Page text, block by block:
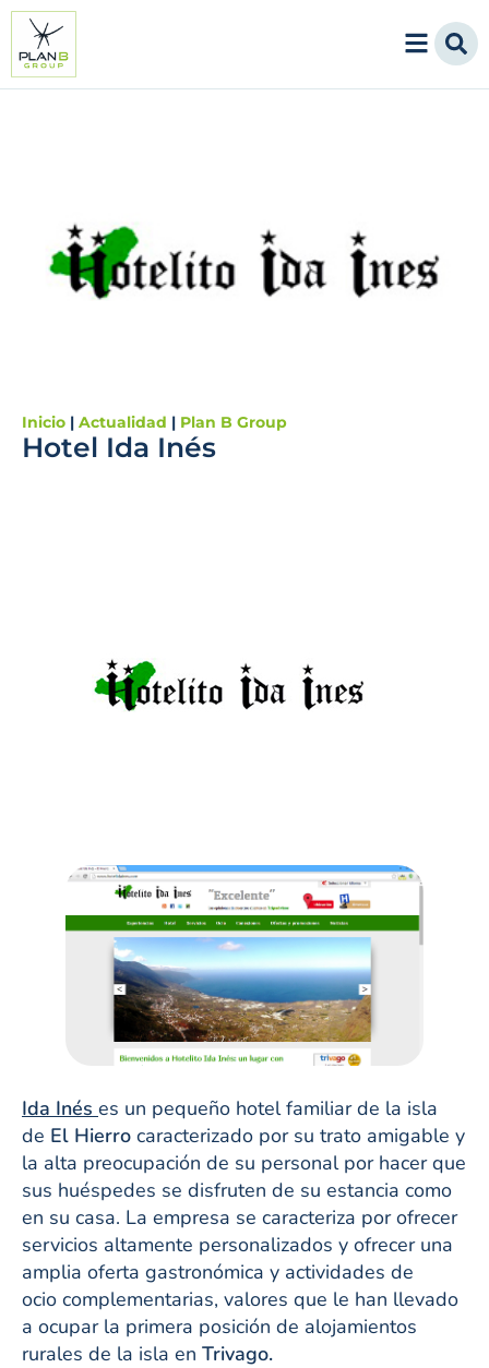
Inicio | Actualidad | Plan B Group
Hotel Ida Inés
Ida Inés es un pequeño hotel familiar de la isla
de El Hierro caracterizado por su trato amigable y
la alta preocupación de su personal por hacer que
sus huéspedes se disfruten de su estancia como
en su casa. La empresa se caracteriza por ofrecer
servicios altamente personalizados y ofrecer una
amplia oferta gastronómica y actividades de
ocio complementarias, valores que le han llevado
a ocupar la primera posición de alojamientos
rurales de la isla en Trivago.